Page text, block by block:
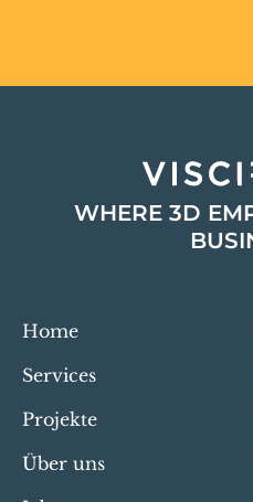
WHERE 3D
Home
Services
Projekte
Über uns